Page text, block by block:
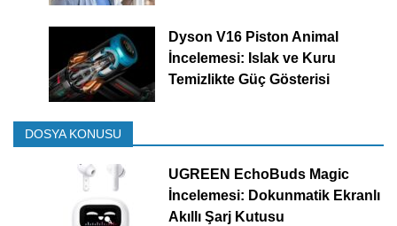
Dyson V16 Piston Animal
İncelemesi: Islak ve Kuru
Temizlikte Güç Gösterisi
DOSYA KONUSU
UGREEN EchoBuds Magic
İncelemesi: Dokunmatik Ekranlı
Akıllı Şarj Kutusu